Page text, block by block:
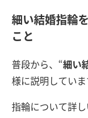
細い結婚指輪
こと
普段から、“細い
様に説明していま
指輪について詳